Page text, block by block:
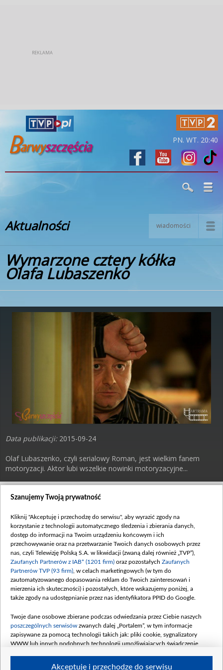
PN. WT. 20:40
Aktualności wiadomości
Wymarzone cztery kółka
Olafa Lubaszenko
Data publikacji: 2015-09-24
Olaf Lubaszenko, czyli serialowy Roman, jest wielkim fanem
motoryzacji. Aktor lubi wszelkie nowinki motoryzacyjne...
Roman Pyrka nie posiada samochodu, ale nigdy mu to nie przeszkadzało.
Lubaszenko, który wciela się w postać Romana, jest jego absolutnym
przeciwieństwem. Aktor lubi wszelkie nowinki motoryzacyjne. Do tego przyznał
w jednym z programów, że kiedyś bardzo chciał mieć Fiata 126p, czyli
popularnego Malucha. Niestety nigdy się go nie doczekał, ale do dziś
przechowuje czyjeś kluczki do tego właśnie kultowego samochodu. I jest tak już
od trzynastu lat!
- Nie wiem do kogo należą i skąd je mam. [...] Maluch nie był szczytem
motoryzacji, ale bez niego trudno byłoby wyobrazić sobie naszą młodość,
wspomnienia, a nawet - mówiąc tak patetycznie - naszą historię.
Kiedyś Maluch był szczytem marzeń, a do teraz wielu z nas ma bardzo miłe
wspomnienia związane z tym samochodem. Nic dziwnego, że Olaf mówi o nim
z takim sentymentem.
Szanujemy Twoją prywatność
Kliknij "Akceptuję i przechodzę do serwisu", aby wyrazić zgody na
korzystanie z technologii automatycznego śledzenia i zbierania danych,
dostęp do informacji na Twoim urządzeniu końcowym i ich
przechowywanie oraz na przetwarzanie Twoich danych osobowych przez
nas, czyli Telewizję Polską S.A. w likwidacji (zwaną dalej również „TVP”),
Zaufanych Partnerów z IAB* (1201 firm) oraz pozostałych Zaufanych
Partnerów TVP (93 firm) , w celach marketingowych (w tym do
zautomatyzowanego dopasowania reklam do Twoich zainteresowań i
mierzenia ich skuteczności) i pozostałych, które wskazujemy poniżej, a
także zgody na udostępnianie przez nas identyfikatora PPID do Google.
Twoje dane osobowe zbierane podczas odwiedzania przez Ciebie naszych
poszczególnych serwisów zwanych dalej „Portalem”, w tym informacje
zapisywane za pomocą technologii takich jak: pliki cookie, sygnalizatory
WWW lub innych podobnych technologii umożliwiających świadczenie
Akceptuję i przechodzę do serwisu